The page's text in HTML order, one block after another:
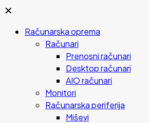
✕
Računarska oprema
Računari
Prenosni računari
Desktop računari
AIO računari
Monitori
Računarska periferija
Miševi